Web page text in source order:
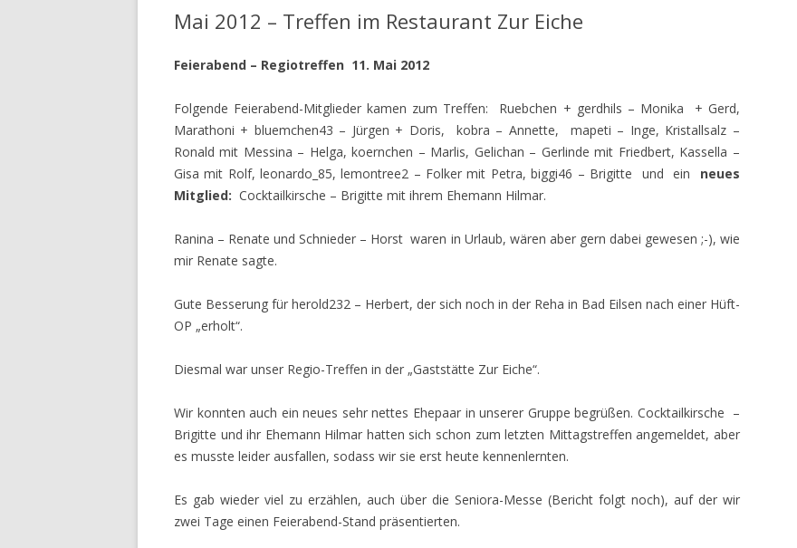
Mai 2012 – Treffen im Restaurant Zur Eiche
Feierabend – Regiotreffen 11. Mai 2012
Folgende Feierabend-Mitglieder kamen zum Treffen: Ruebchen + gerdhils – Monika + Gerd,
Marathoni + bluemchen43 – Jürgen + Doris, kobra – Annette, mapeti – Inge, Kristallsalz –
Ronald mit Messina – Helga, koernchen – Marlis, Gelichan – Gerlinde mit Friedbert, Kassella –
Gisa mit Rolf, leonardo_85, lemontree2 – Folker mit Petra, biggi46 – Brigitte und ein neues
Mitglied: Cocktailkirsche – Brigitte mit ihrem Ehemann Hilmar.
Ranina – Renate und Schnieder – Horst waren in Urlaub, wären aber gern dabei gewesen ;-), wie
mir Renate sagte.
Gute Besserung für herold232 – Herbert, der sich noch in der Reha in Bad Eilsen nach einer Hüft-
OP „erholt“.
Diesmal war unser Regio-Treffen in der „Gaststätte Zur Eiche“.
Wir konnten auch ein neues sehr nettes Ehepaar in unserer Gruppe begrüßen. Cocktailkirsche –
Brigitte und ihr Ehemann Hilmar hatten sich schon zum letzten Mittagstreffen angemeldet, aber
es musste leider ausfallen, sodass wir sie erst heute kennenlernten.
Es gab wieder viel zu erzählen, auch über die Seniora-Messe (Bericht folgt noch), auf der wir
zwei Tage einen Feierabend-Stand präsentierten.